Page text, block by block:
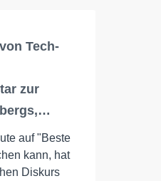
Tech-
zur
auf "Beste
kann, hat
Diskurs